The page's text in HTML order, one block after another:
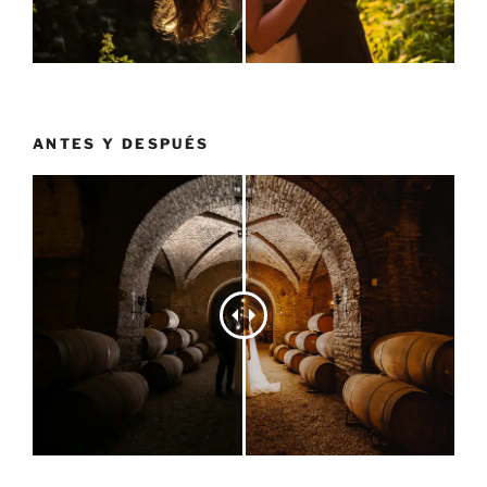
ANTES Y DESPUÉS